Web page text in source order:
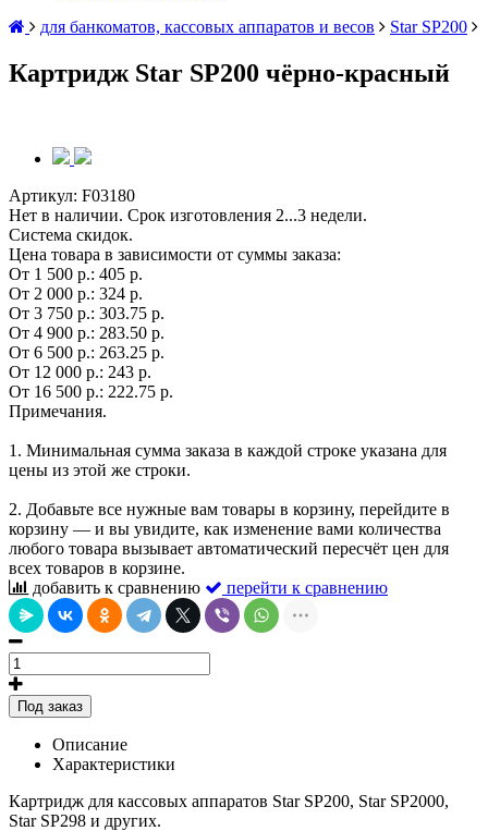
для банкоматов, кассовых аппаратов и весов
Star SP200
Картридж Star SP200 чёрно-красный
Артикул: F03180
Нет в наличии. Срок изготовления 2...3 недели.
Система скидок.
Цена товара в зависимости от суммы заказа:
От 1 500 р.: 405 р.
От 2 000 р.: 324 р.
От 3 750 р.: 303.75 р.
От 4 900 р.: 283.50 р.
От 6 500 р.: 263.25 р.
От 12 000 р.: 243 р.
От 16 500 р.: 222.75 р.
Примечания.
1. Минимальная сумма заказа в каждой строке указана для
цены из этой же строки.
2. Добавьте все нужные вам товары в корзину, перейдите в
корзину — и вы увидите, как изменение вами количества
любого товара вызывает автоматический пересчёт цен для
всех товаров в корзине.
добавить к сравнению
перейти к сравнению
Под заказ
Описание
Характеристики
Картридж для кассовых аппаратов Star SP200, Star SP2000,
Star SP298 и других.